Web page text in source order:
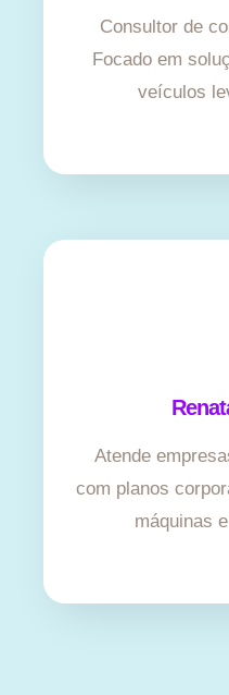
Consultor de
Focado em
veículos
Atende
com planos
máquinas